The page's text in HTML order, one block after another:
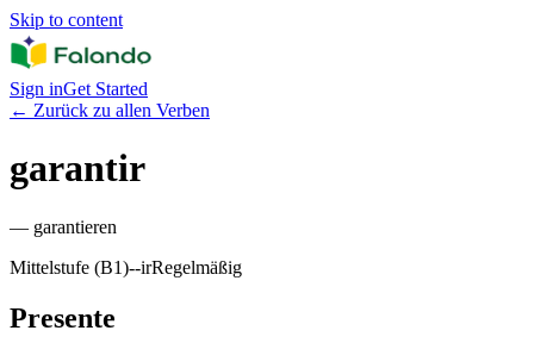
Skip to content
Sign inGet Started
← Zurück zu allen Verben
garantir
— garantieren
Mittelstufe (B1)--irRegelmäßig
Presente